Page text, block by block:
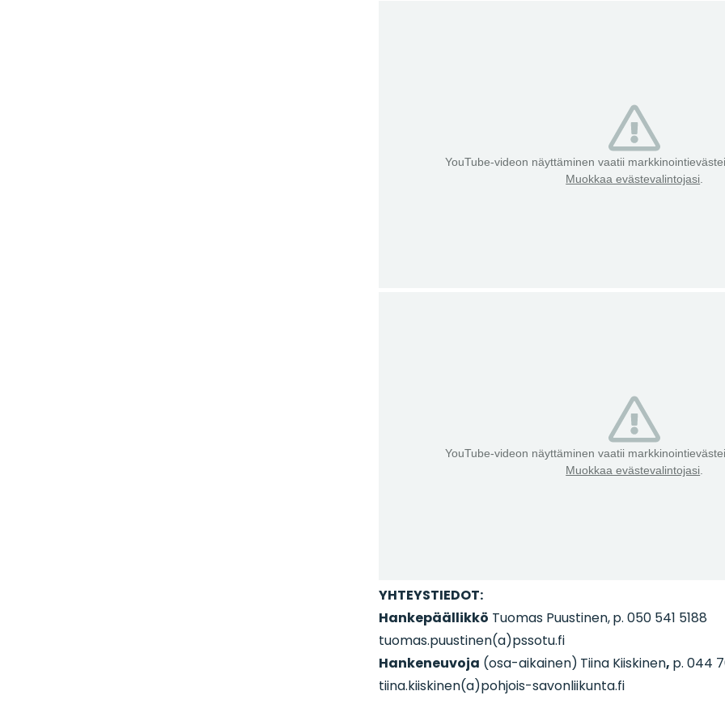
YouTube-videon näyttäminen vaatii
Muokkaa evästevalintojasi
YouTube-videon näyttäminen vaatii
Muokkaa evästevalintojasi
YHTEYSTIEDOT:
Hankepäällikkö Tuomas Puustinen,p. 050 541 5188
tuomas.puustinen(a)pssotu.fi
Hankeneuvoja (osa-aikainen) Tiina Kiiskinen, p. 044
tiina.kiiskinen(a)pohjois-savonliikunta.fi